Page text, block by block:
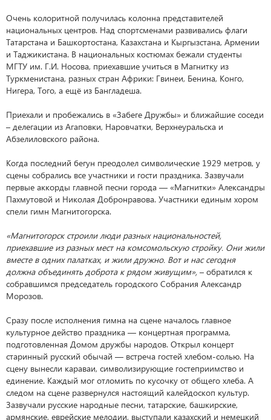
Очень колоритной получилась колонна представителей
национальных центров. Над спортсменами развивались флаги
Татарстана и Башкортостана, Казахстана и Кыргызстана, Армении
и Таджикистана. В национальных костюмах бежали студенты
МГТУ им. Г.И. Носова, приехавшие учиться в Магнитку из
Туркменистана, разных стран Африки: Гвинеи, Бенина, Конго,
Нигера, Того, а ещё из Бангладеша.
Приехали и пробежались в «Забеге Дружбы» и ближайшие соседи
– делегации из Агаповки, Наровчатки, Верхнеуральска и
Абзелиловского района.
Когда последний бегун преодолел символические 1929 метров, у
сцены собрались все участники и гости праздника. Зазвучали
первые аккорды главной песни города — «Магнитки» Александры
Пахмутовой и Николая Добронравова. Участники единым хором
спели гимн Магнитогорска.
«Магнитогорск строили люди разных национальностей,
приехавшие из разных мест на комсомольскую стройку. Они жили
вместе в одних палатках, и жили дружно. Вот и нас сегодня
должна объединять доброта к рядом живущим», – обратился к
собравшимся председатель городского Собрания Александр
Морозов.
Сразу после исполнения гимна на сцене началось главное
культурное действо праздника — концертная программа,
подготовленная Домом дружбы народов. Открыл концерт
старинный русский обычай — встреча гостей хлебом-солью. На
сцену вынесли караваи, символизирующие гостеприимство и
единение. Каждый мог отломить по кусочку от общего хлеба. А
следом на сцене развернулся настоящий калейдоскоп культур.
Зазвучали русские народные песни, татарские, башкирские,
армянские, еврейские мелодии, выступали казахский и немецкий